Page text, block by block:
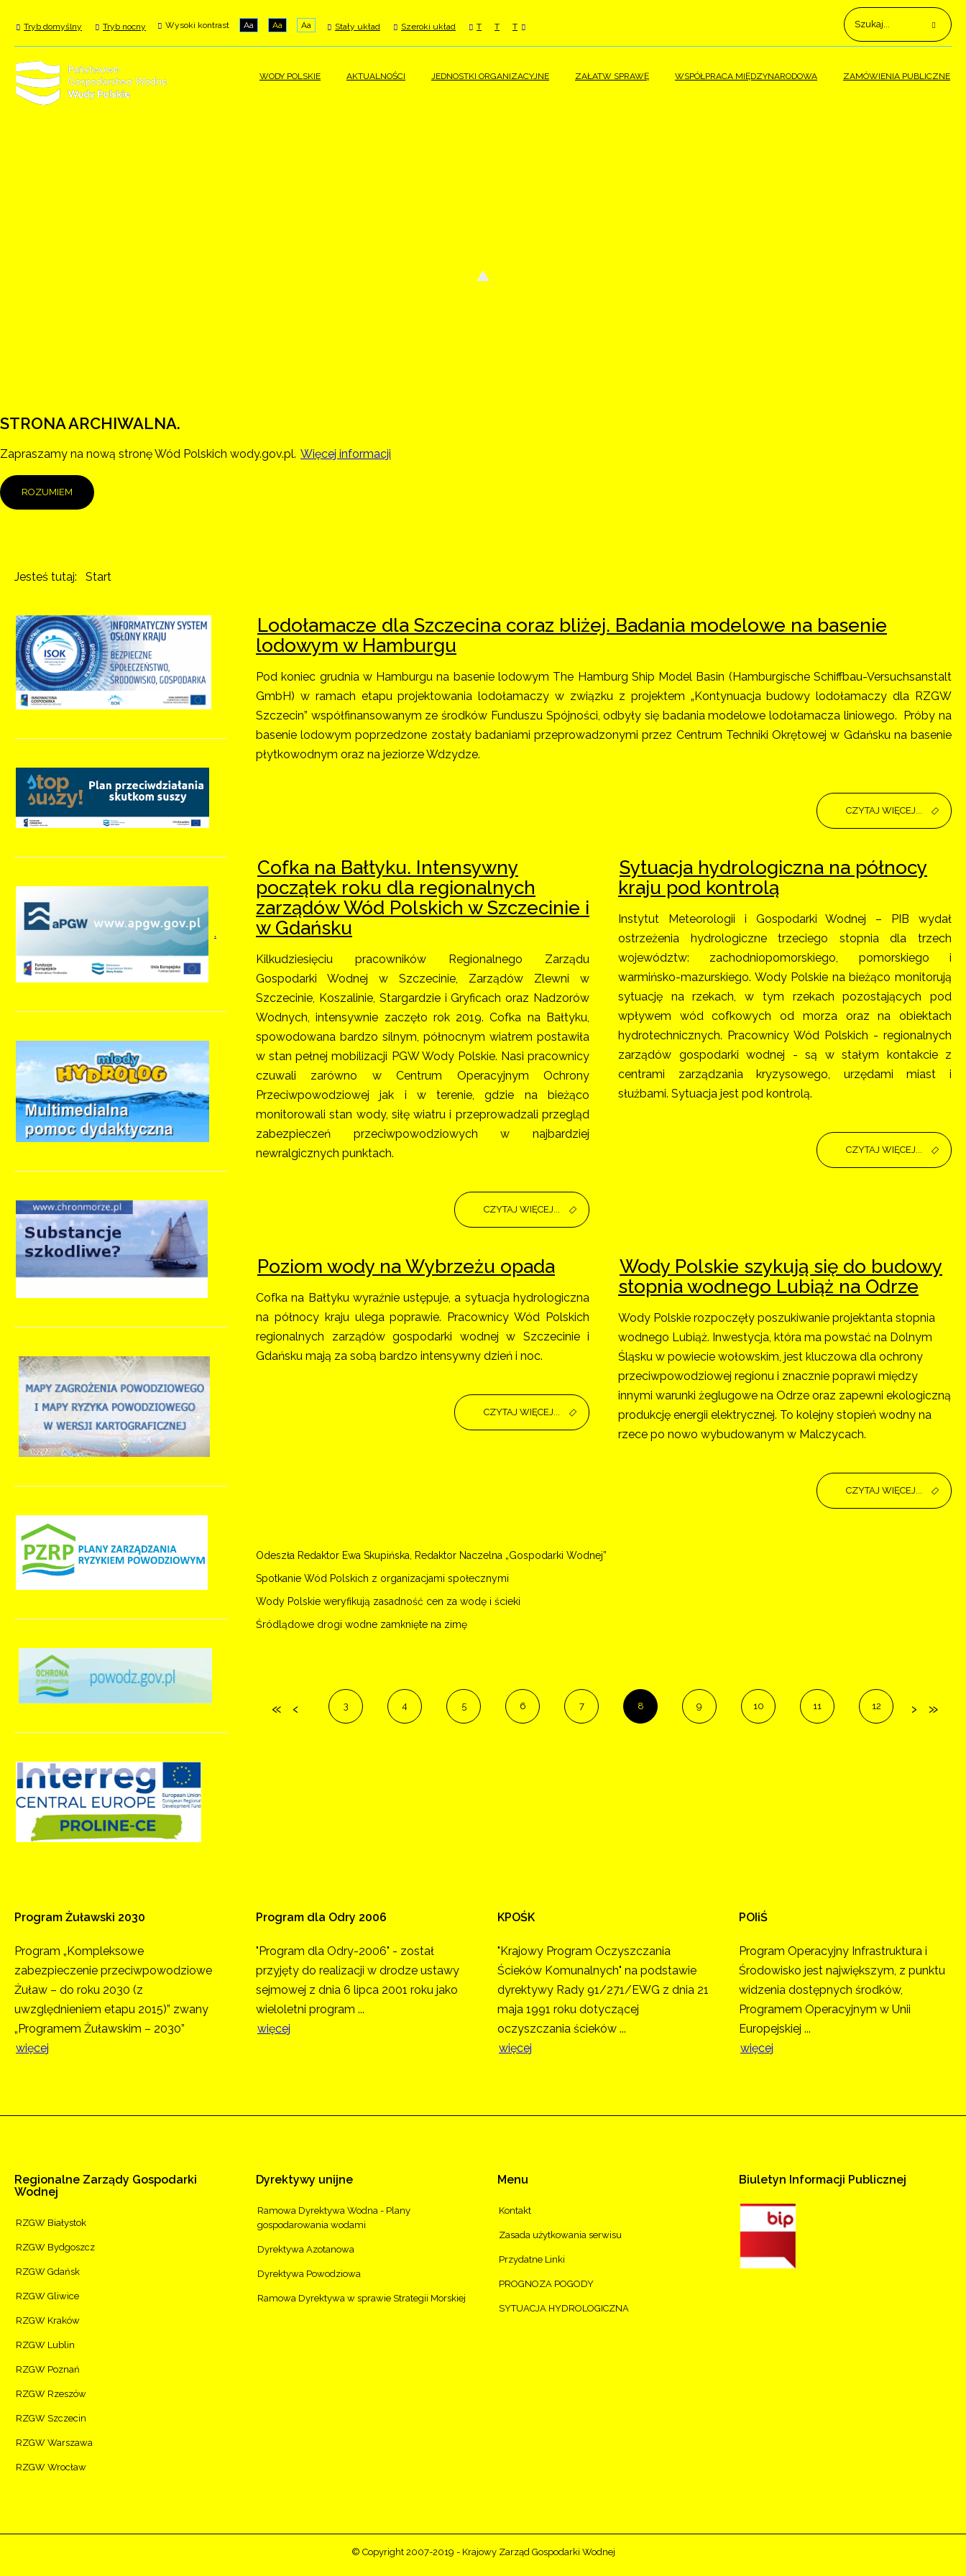
Tryb domyślny Tryb nocny Wysoki kontrast Aa Aa Aa Stały układ Szeroki układ T T T
WODY POLSKIE AKTUALNOŚCI JEDNOSTKI ORGANIZACYJNE ZAŁATW SPRAWĘ WSPÓŁPRACA MIĘDZYNARODOWA ZAMÓWIENIA PUBLICZNE
STRONA ARCHIWALNA.
Zapraszamy na nową stronę Wód Polskich wody.gov.pl. Więcej informacji
ROZUMIEM
Jesteś tutaj: Start
Lodołamacze dla Szczecina coraz bliżej. Badania modelowe na basenie
lodowym w Hamburgu
Pod koniec grudnia w Hamburgu na basenie lodowym The Hamburg Ship Model Basin (Hamburgische Schiffbau-Versuchsanstalt
GmbH) w ramach etapu projektowania lodołamaczy w związku z projektem „Kontynuacja budowy lodołamaczy dla RZGW
Szczecin” współfinansowanym ze środków Funduszu Spójności, odbyły się badania modelowe lodołamacza liniowego. Próby na
basenie lodowym poprzedzone zostały badaniami przeprowadzonymi przez Centrum Techniki Okrętowej w Gdańsku na basenie
płytkowodnym oraz na jeziorze Wdzydze.
CZYTAJ WIĘCEJ...
Cofka na Bałtyku. Intensywny
początek roku dla regionalnych
zarządów Wód Polskich w Szczecinie i
w Gdańsku
Kilkudziesięciu pracowników Regionalnego Zarządu
Gospodarki Wodnej w Szczecinie, Zarządów Zlewni w
Szczecinie, Koszalinie, Stargardzie i Gryficach oraz Nadzorów
Wodnych, intensywnie zaczęło rok 2019. Cofka na Bałtyku,
spowodowana bardzo silnym, północnym wiatrem postawiła
w stan pełnej mobilizacji PGW Wody Polskie. Nasi pracownicy
czuwali zarówno w Centrum Operacyjnym Ochrony
Przeciwpowodziowej jak i w terenie, gdzie na bieżąco
monitorowali stan wody, siłę wiatru i przeprowadzali przegląd
zabezpieczeń przeciwpowodziowych w najbardziej
newralgicznych punktach.
CZYTAJ WIĘCEJ...
Sytuacja hydrologiczna na północy
kraju pod kontrolą
Instytut Meteorologii i Gospodarki Wodnej – PIB wydał
ostrzeżenia hydrologiczne trzeciego stopnia dla trzech
województw: zachodniopomorskiego, pomorskiego i
warmińsko-mazurskiego. Wody Polskie na bieżąco monitorują
sytuację na rzekach, w tym rzekach pozostających pod
wpływem wód cofkowych od morza oraz na obiektach
hydrotechnicznych. Pracownicy Wód Polskich - regionalnych
zarządów gospodarki wodnej - są w stałym kontakcie z
centrami zarządzania kryzysowego, urzędami miast i
służbami. Sytuacja jest pod kontrolą.
CZYTAJ WIĘCEJ...
Poziom wody na Wybrzeżu opada
Cofka na Bałtyku wyraźnie ustępuje, a sytuacja hydrologiczna
na północy kraju ulega poprawie. Pracownicy Wód Polskich
regionalnych zarządów gospodarki wodnej w Szczecinie i
Gdańsku mają za sobą bardzo intensywny dzień i noc.
CZYTAJ WIĘCEJ...
Wody Polskie szykują się do budowy
stopnia wodnego Lubiąż na Odrze
Wody Polskie rozpoczęły poszukiwanie projektanta stopnia
wodnego Lubiąż. Inwestycja, która ma powstać na Dolnym
Śląsku w powiecie wołowskim, jest kluczowa dla ochrony
przeciwpowodziowej regionu i znacznie poprawi między
innymi warunki żeglugowe na Odrze oraz zapewni ekologiczną
produkcję energii elektrycznej. To kolejny stopień wodny na
rzece po nowo wybudowanym w Malczycach.
CZYTAJ WIĘCEJ...
Odeszła Redaktor Ewa Skupińska, Redaktor Naczelna „Gospodarki Wodnej”
Spotkanie Wód Polskich z organizacjami społecznymi
Wody Polskie weryfikują zasadność cen za wodę i ścieki
Śródlądowe drogi wodne zamknięte na zimę
3 4 5 6 7 8 9 10 11 12
.
Program Żuławski 2030
Program „Kompleksowe
zabezpieczenie przeciwpowodziowe
Żuław – do roku 2030 (z
uwzględnieniem etapu 2015)” zwany
„Programem Żuławskim – 2030”
więcej
Program dla Odry 2006
"Program dla Odry-2006" - został
przyjęty do realizacji w drodze ustawy
sejmowej z dnia 6 lipca 2001 roku jako
wieloletni program ...
więcej
KPOŚK
"Krajowy Program Oczyszczania
Ścieków Komunalnych" na podstawie
dyrektywy Rady 91/271/EWG z dnia 21
maja 1991 roku dotyczącej
oczyszczania ścieków ...
więcej
POIiŚ
Program Operacyjny Infrastruktura i
Środowisko jest największym, z punktu
widzenia dostępnych środków,
Programem Operacyjnym w Unii
Europejskiej ...
więcej
Regionalne Zarządy Gospodarki
Wodnej
RZGW Białystok
RZGW Bydgoszcz
RZGW Gdańsk
RZGW Gliwice
RZGW Kraków
RZGW Lublin
RZGW Poznań
RZGW Rzeszów
RZGW Szczecin
RZGW Warszawa
RZGW Wrocław
Dyrektywy unijne
Ramowa Dyrektywa Wodna - Plany
gospodarowania wodami
Dyrektywa Azotanowa
Dyrektywa Powodziowa
Ramowa Dyrektywa w sprawie Strategii Morskiej
Menu
Kontakt
Zasada użytkowania serwisu
Przydatne Linki
PROGNOZA POGODY
SYTUACJA HYDROLOGICZNA
Biuletyn Informacji Publicznej
© Copyright 2007-2019 - Krajowy Zarząd Gospodarki Wodnej